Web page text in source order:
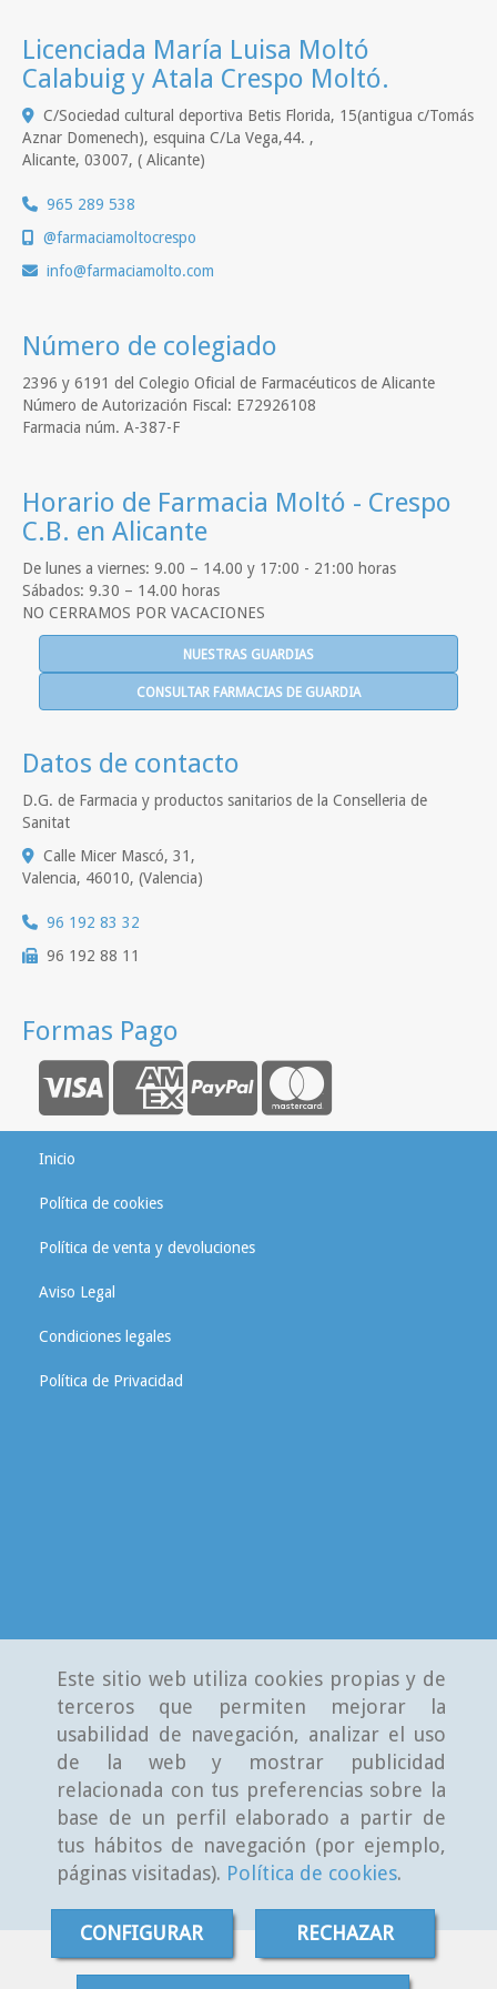
Este sitio web utiliza cookies propias y de
terceros que permiten mejorar la
usabilidad de navegación, analizar el uso
de la web y mostrar publicidad
relacionada con tus preferencias sobre la
base de un perfil elaborado a partir de
tus hábitos de navegación (por ejemplo,
páginas visitadas). Política de cookies.
CONFIGURAR RECHAZAR
Licenciada María Luisa Moltó
Calabuig y Atala Crespo Moltó.
C/Sociedad cultural deportiva Betis Florida, 15(antigua c/Tomás
Aznar Domenech), esquina C/La Vega,44. ,
Alicante, 03007, ( Alicante)
965 289 538
@farmaciamoltocrespo
info
farmaciamolto.com
Número de colegiado
2396 y 6191 del Colegio Oficial de Farmacéuticos de Alicante
Número de Autorización Fiscal: E72926108
Farmacia núm. A-387-F
Horario de Farmacia Moltó - Crespo
C.B. en Alicante
De lunes a viernes: 9.00 – 14.00 y 17:00 - 21:00 horas
Sábados: 9.30 – 14.00 horas
NO CERRAMOS POR VACACIONES
NUESTRAS GUARDIAS
CONSULTAR FARMACIAS DE GUARDIA
Datos de contacto
D.G. de Farmacia y productos sanitarios de la Conselleria de
Sanitat
Calle Micer Mascó, 31,
Valencia, 46010, (Valencia)
96 192 83 32
96 192 88 11
Formas Pago
Inicio
Política de cookies
Política de venta y devoluciones
Aviso Legal
Condiciones legales
Política de Privacidad